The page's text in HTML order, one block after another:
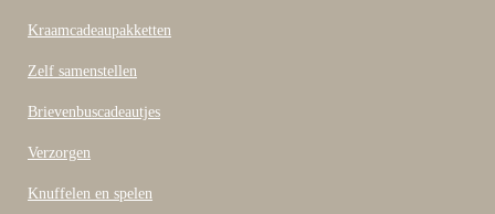
o
Kraamcadeaupakketten
Zelf samenstellen
Brievenbuscadeautjes
Verzorgen
Knuffelen en spelen